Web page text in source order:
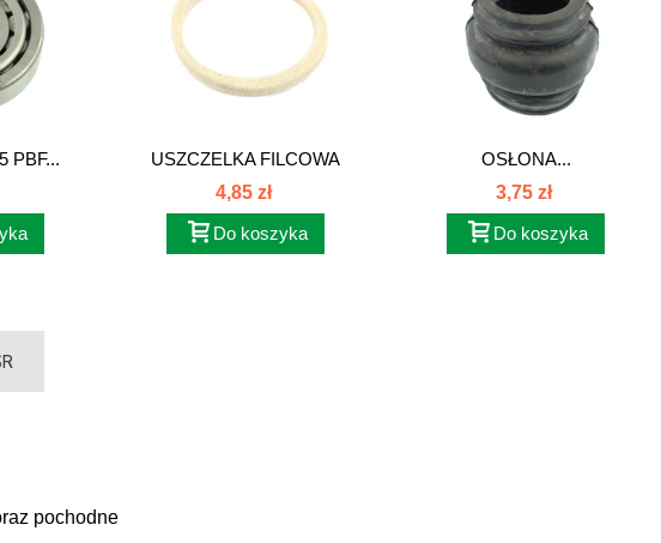
PBF...
USZCZELKA FILCOWA
MIERNIKA...
4,85 zł
Do koszyka
OSŁONA...
3,75 zł
Do koszyka
pochodne